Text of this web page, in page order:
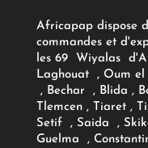
Africapap dispose
commandes et
les 69 Wiyalas
Laghouat , Oum el
, Bechar , Blida ,
Tlemcen , Tiaret ,
Setif , Saida ,
Guelma ,